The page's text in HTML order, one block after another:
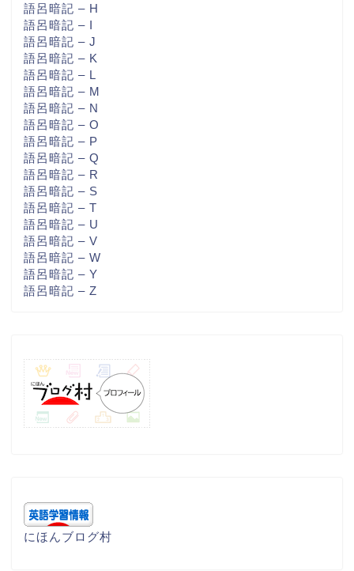
語呂暗記 – H
語呂暗記 – I
語呂暗記 – J
語呂暗記 – K
語呂暗記 – L
語呂暗記 – M
語呂暗記 – N
語呂暗記 – O
語呂暗記 – P
語呂暗記 – Q
語呂暗記 – R
語呂暗記 – S
語呂暗記 – T
語呂暗記 – U
語呂暗記 – V
語呂暗記 – W
語呂暗記 – Y
語呂暗記 – Z
にほんブログ村